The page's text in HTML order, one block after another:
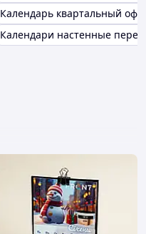
Календарь квартальный
Календари настенные